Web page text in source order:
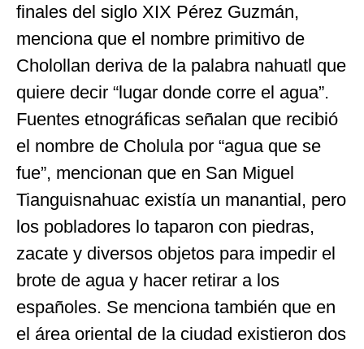
finales del siglo XIX Pérez Guzmán,
menciona que el nombre primitivo de
Cholollan deriva de la palabra nahuatl que
quiere decir “lugar donde corre el agua”.
Fuentes etnográficas señalan que recibió
el nombre de Cholula por “agua que se
fue”, mencionan que en San Miguel
Tianguisnahuac existía un manantial, pero
los pobladores lo taparon con piedras,
zacate y diversos objetos para impedir el
brote de agua y hacer retirar a los
españoles. Se menciona también que en
el área oriental de la ciudad existieron dos